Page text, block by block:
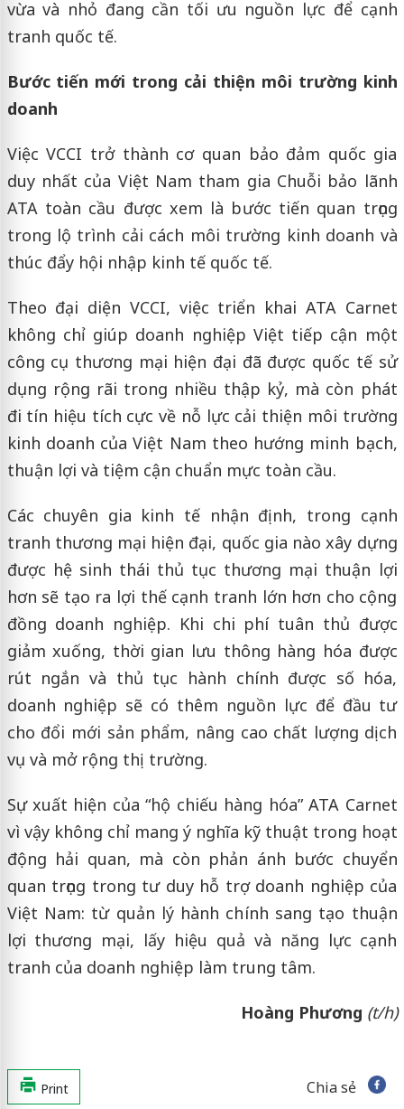
vừa và nhỏ đang cần tối ưu nguồn lực để cạnh
tranh quốc tế.
Bước tiến mới trong cải thiện môi trường kinh
doanh
Việc VCCI trở thành cơ quan bảo đảm quốc gia
duy nhất của Việt Nam tham gia Chuỗi bảo lãnh
ATA toàn cầu được xem là bước tiến quan trọng
trong lộ trình cải cách môi trường kinh doanh và
thúc đẩy hội nhập kinh tế quốc tế.
Theo đại diện VCCI, việc triển khai ATA Carnet
không chỉ giúp doanh nghiệp Việt tiếp cận một
công cụ thương mại hiện đại đã được quốc tế sử
dụng rộng rãi trong nhiều thập kỷ, mà còn phát
đi tín hiệu tích cực về nỗ lực cải thiện môi trường
kinh doanh của Việt Nam theo hướng minh bạch,
thuận lợi và tiệm cận chuẩn mực toàn cầu.
Các chuyên gia kinh tế nhận định, trong cạnh
tranh thương mại hiện đại, quốc gia nào xây dựng
được hệ sinh thái thủ tục thương mại thuận lợi
hơn sẽ tạo ra lợi thế cạnh tranh lớn hơn cho cộng
đồng doanh nghiệp. Khi chi phí tuân thủ được
giảm xuống, thời gian lưu thông hàng hóa được
rút ngắn và thủ tục hành chính được số hóa,
doanh nghiệp sẽ có thêm nguồn lực để đầu tư
cho đổi mới sản phẩm, nâng cao chất lượng dịch
vụ và mở rộng thị trường.
Sự xuất hiện của “hộ chiếu hàng hóa” ATA Carnet
vì vậy không chỉ mang ý nghĩa kỹ thuật trong hoạt
động hải quan, mà còn phản ánh bước chuyển
quan trọng trong tư duy hỗ trợ doanh nghiệp của
Việt Nam: từ quản lý hành chính sang tạo thuận
lợi thương mại, lấy hiệu quả và năng lực cạnh
tranh của doanh nghiệp làm trung tâm.
Hoàng Phương (t/h)
Print Chia sẻ